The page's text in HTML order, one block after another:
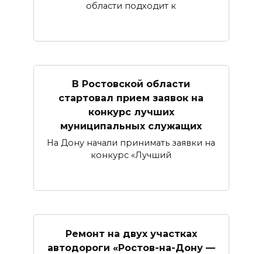
области подходит к
В Ростовской области
стартовал прием заявок на
конкурс лучших
муниципальных служащих
На Дону начали принимать заявки на
конкурс «Лучший
Ремонт на двух участках
автодороги «Ростов-на-Дону —